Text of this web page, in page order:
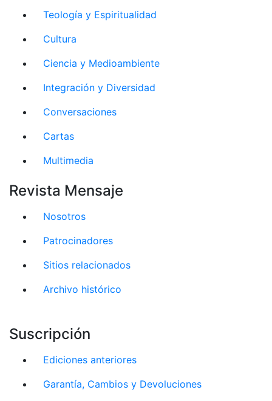
Teología y Espiritualidad
Cultura
Ciencia y Medioambiente
Integración y Diversidad
Conversaciones
Cartas
Multimedia
Revista Mensaje
Nosotros
Patrocinadores
Sitios relacionados
Archivo histórico
Suscripción
Ediciones anteriores
Garantía, Cambios y Devoluciones